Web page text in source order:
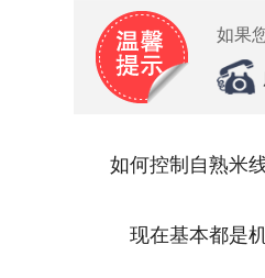
如果
如何控制自熟米
现在基本都是机